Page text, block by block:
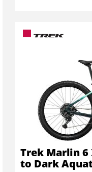
Trek Marlin 6
to Dark